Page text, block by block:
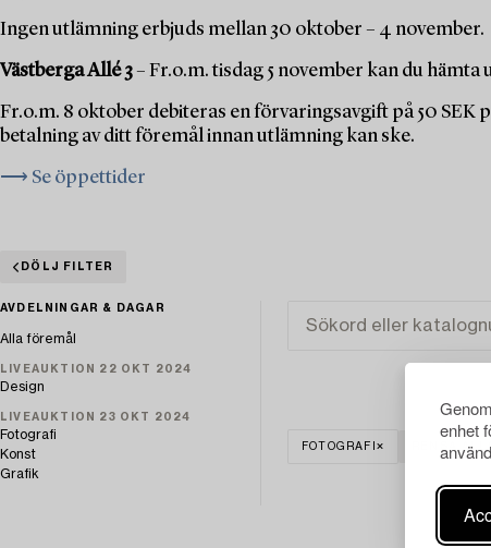
enhet
Ingen utlämning erbjuds mellan 30 oktober – 4 november.
Västberga Allé 3– Fr.o.m. tisdag 5 november kan du
Fr.o.m. 8 oktober debiteras en förvaringsavgift på 50
betalning av ditt föremål innan utlämning kan ske.
⟶ Se öppettider
DÖLJ FILTER
AVDELNINGAR & DAGAR
Alla föremål
LIVEAUKTION 22 OKT 2024
Design
LIVEAUKTION 23 OKT 2024
Fotografi
Konst
Grafik
FOTOGRAFI RENSA ALLA